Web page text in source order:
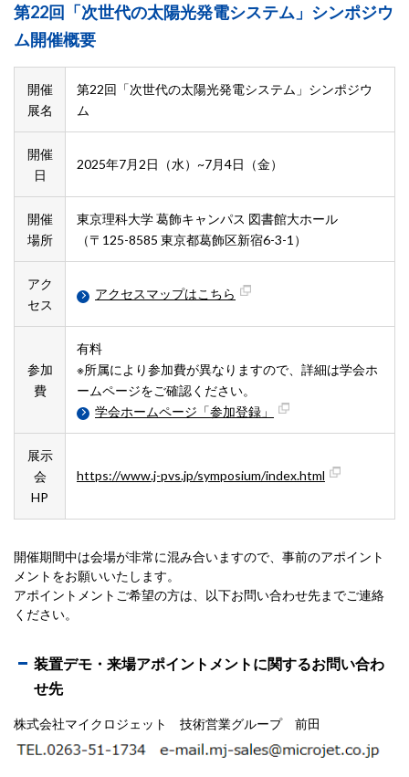
第22回「次世代の太陽光発電システム」シンポジウ
ム開催概要
開催
展名
第22回「次世代の太陽光発電システム」シンポジウ
ム
開催
日
2025年7月2日（水）~7月4日（金）
開催
場所
東京理科大学 葛飾キャンパス 図書館大ホール
（〒125-8585 東京都葛飾区新宿6-3-1）
アク
セス
アクセスマップはこちら
参加
費
有料
※所属により参加費が異なりますので、詳細は学会ホ
ームページをご確認ください。
学会ホームページ「参加登録」
展示
会
HP
https://www.j-pvs.jp/symposium/index.html
開催期間中は会場が非常に混み合いますので、事前のアポイント
メントをお願いいたします。
アポイントメントご希望の方は、以下お問い合わせ先までご連絡
ください。
装置デモ・来場アポイントメントに関するお問い合わ
せ先
株式会社マイクロジェット 技術営業グループ 前田